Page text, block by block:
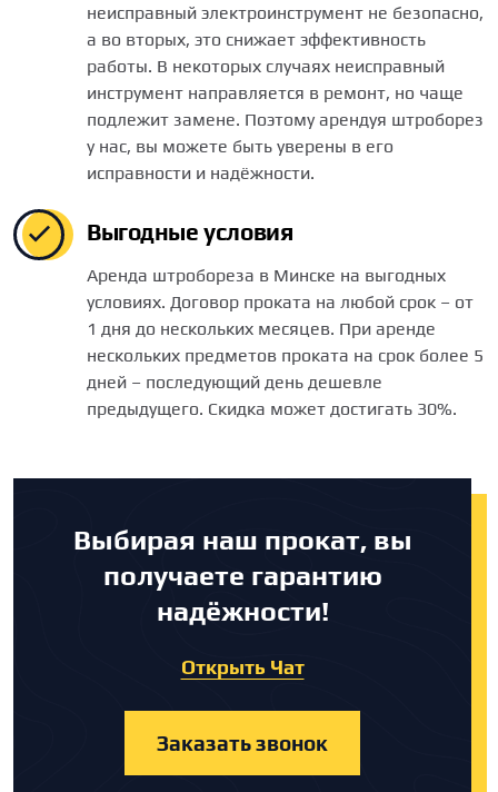
неисправный электроинструмент не безопасно,
а во вторых, это снижает эффективность
работы. В некоторых случаях неисправный
инструмент направляется в ремонт, но чаще
подлежит замене. Поэтому арендуя штроборез
у нас, вы можете быть уверены в его
исправности и надёжности.
Выгодные условия
Аренда штробореза в Минске на выгодных
условиях. Договор проката на любой срок – от
1 дня до нескольких месяцев. При аренде
нескольких предметов проката на срок более 5
дней – последующий день дешевле
предыдущего. Скидка может достигать 30%.
Выбирая наш прокат, вы
получаете гарантию
надёжности!
Открыть Чат
Заказать звонок